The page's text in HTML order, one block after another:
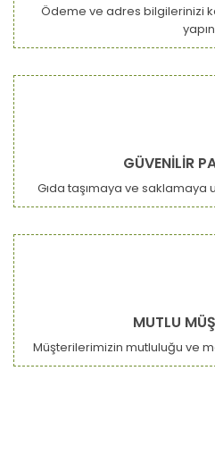
Ödeme ve adres bilgilerinizi
GÜVENİLİR
Gıda taşımaya ve
MUTLU
Müşterilerimizin mutluluğu ve